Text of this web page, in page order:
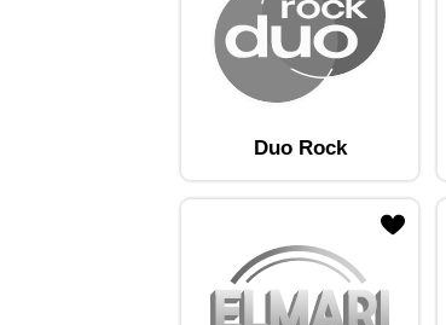
Duo Rock
Lisa raadiojaam lemmikute hulka